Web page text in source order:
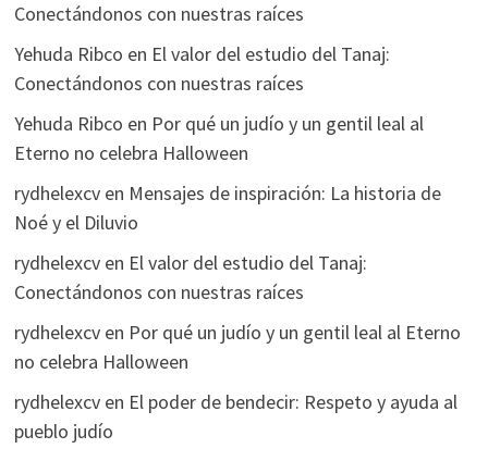
Conectándonos con nuestras raíces
Yehuda Ribco en El valor del estudio del Tanaj:
Conectándonos con nuestras raíces
Yehuda Ribco en Por qué un judío y un gentil leal al
Eterno no celebra Halloween
rydhelexcven Mensajes de inspiración: La historia de
Noé y el Diluvio
rydhelexcven El valor del estudio del Tanaj:
Conectándonos con nuestras raíces
rydhelexcven Por qué un judío y un gentil leal al Eterno
no celebra Halloween
rydhelexcven El poder de bendecir: Respeto y ayuda al
pueblo judío